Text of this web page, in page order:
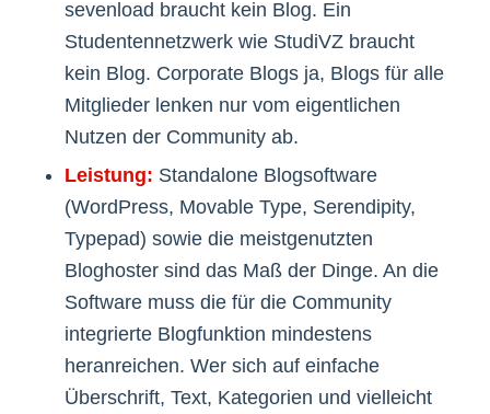
sevenload braucht kein Blog. Ein
Studentennetzwerk wie StudiVZ braucht
kein Blog. Corporate Blogs ja, Blogs für alle
Mitglieder lenken nur vom eigentlichen
Nutzen der Community ab.
Leistung: Standalone Blogsoftware
(WordPress, Movable Type, Serendipity,
Typepad) sowie die meistgenutzten
Bloghoster sind das Maß der Dinge. An die
Software muss die für die Community
integrierte Blogfunktion mindestens
heranreichen. Wer sich auf einfache
Überschrift, Text, Kategorien und vielleicht